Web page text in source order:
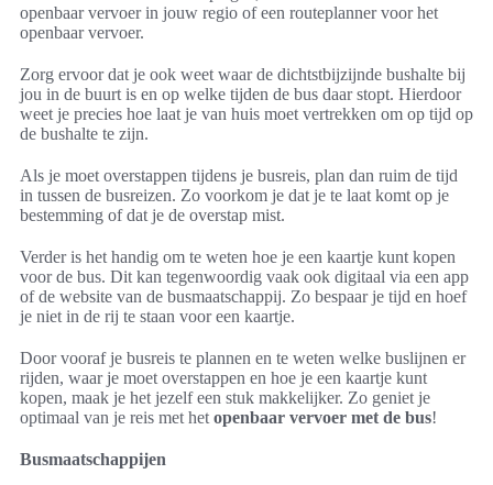
openbaar vervoer in jouw regio of een routeplanner voor het
openbaar vervoer.
Zorg ervoor dat je ook weet waar de dichtstbijzijnde bushalte bij
jou in de buurt is en op welke tijden de bus daar stopt. Hierdoor
weet je precies hoe laat je van huis moet vertrekken om op tijd op
de bushalte te zijn.
Als je moet overstappen tijdens je busreis, plan dan ruim de tijd
in tussen de busreizen. Zo voorkom je dat je te laat komt op je
bestemming of dat je de overstap mist.
Verder is het handig om te weten hoe je een kaartje kunt kopen
voor de bus. Dit kan tegenwoordig vaak ook digitaal via een app
of de website van de busmaatschappij. Zo bespaar je tijd en hoef
je niet in de rij te staan voor een kaartje.
Door vooraf je busreis te plannen en te weten welke buslijnen er
rijden, waar je moet overstappen en hoe je een kaartje kunt
kopen, maak je het jezelf een stuk makkelijker. Zo geniet je
optimaal van je reis met het openbaar vervoer met de bus!
Busmaatschappijen